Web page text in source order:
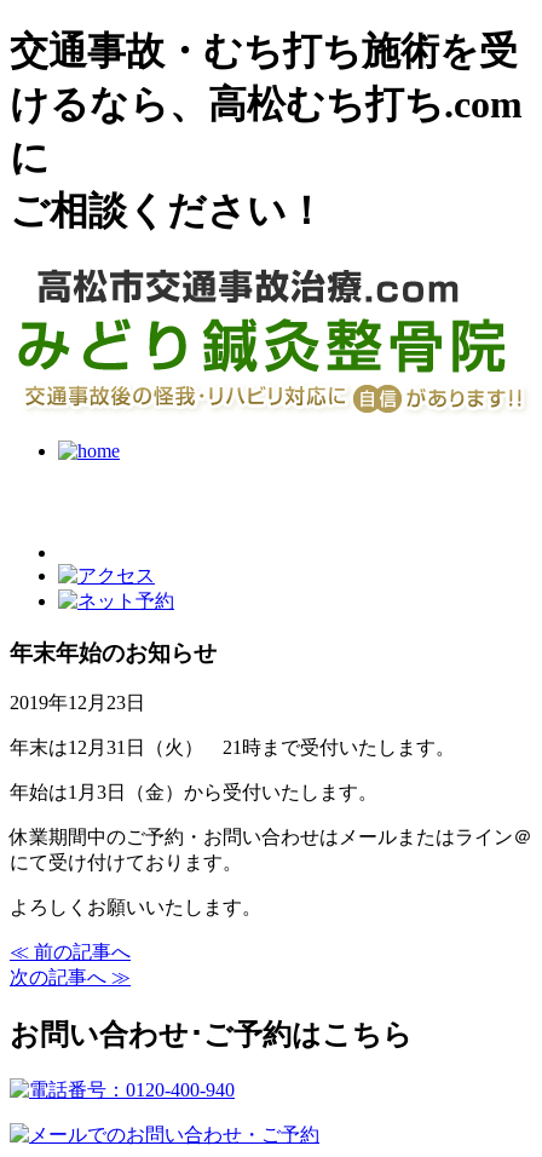
交通事故・むち打ち施術を受
けるなら、高松むち打ち.com
に
ご相談ください！
年末年始のお知らせ
2019年12月23日
年末は12月31日（火） 21時まで受付いたします。
年始は1月3日（金）から受付いたします。
休業期間中のご予約・お問い合わせはメールまたはライン＠
にて受け付けております。
よろしくお願いいたします。
≪ 前の記事へ
次の記事へ ≫
お問い合わせ･ご予約はこちら